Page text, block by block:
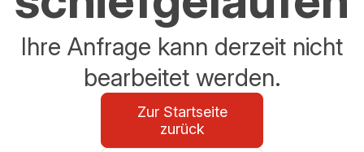
Ihre Anfrage kann derzeit nicht
bearbeitet werden.
Zur Startseite
zurück